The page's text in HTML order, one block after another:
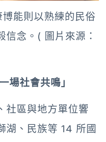
能則以熟練的民俗
信念。( 圖片來源：
場社會共鳴」
社區與地方單位響
湖、民族等 14 所國